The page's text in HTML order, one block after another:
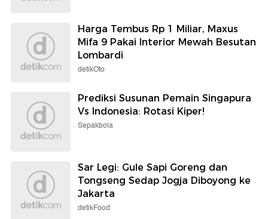
Harga Tembus Rp 1 Miliar, Maxus
Mifa 9 Pakai Interior Mewah Besutan
Lombardi
detikOto
Prediksi Susunan Pemain Singapura
Vs Indonesia: Rotasi Kiper!
Sepakbola
Sar Legi: Gule Sapi Goreng dan
Tongseng Sedap Jogja Diboyong ke
Jakarta
detikFood